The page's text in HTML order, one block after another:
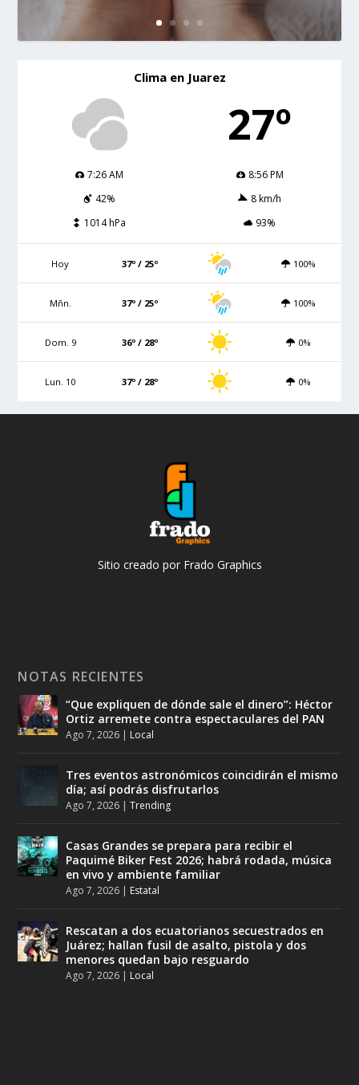
Clima en Juarez
27º
7:26 AM
8:56 PM
42%
8 km/h
1014 hPa
93%
Hoy 37º / 25º 100%
Mñn. 37º / 25º 100%
Dom. 9 36º / 28º 0%
Lun. 10 37º / 28º 0%
Sitio creado por Frado Graphics
NOTAS RECIENTES
“Que expliquen de dónde sale el dinero”: Héctor
Ortiz arremete contra espectaculares del PAN
Ago 7, 2026 | Local
Tres eventos astronómicos coincidirán el mismo
día; así podrás disfrutarlos
Ago 7, 2026 |Trending
Casas Grandes se prepara para recibir el
Paquimé Biker Fest 2026; habrá rodada, música
en vivo y ambiente familiar
Ago 7, 2026 | Estatal
Rescatan a dos ecuatorianos secuestrados en
Juárez; hallan fusil de asalto, pistola y dos
menores quedan bajo resguardo
Ago 7, 2026 | Local